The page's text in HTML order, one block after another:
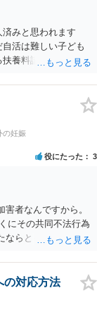
みと思われます
活は難しい子ども
養料請求として法
進学費用の趣旨も
て貴殿が了解したわ
合には、支払を拒ん
可能性は低いとい
支払えないと実子
の妊娠
役にたった 3
者なんですから。
にその共同不法行為
ならともか
の対応方法